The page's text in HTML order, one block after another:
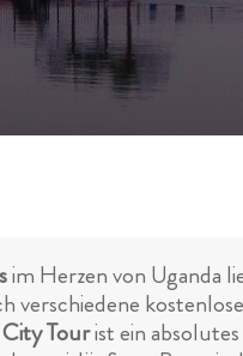
im Herzen von Uganda
Tourist ein